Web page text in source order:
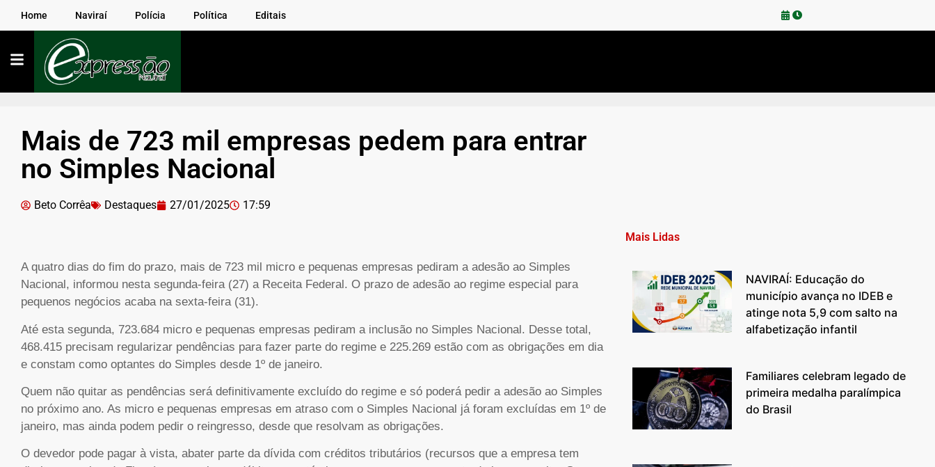
Home Naviraí Polícia Política Editais
Mais de 723 mil empresas pedem para entrar
no Simples Nacional
Beto Corrêa Destaques 27/01/2025 17:59
A quatro dias do fim do prazo, mais de 723 mil micro e pequenas empresas pediram a adesão ao Simples
Nacional, informou nesta segunda-feira (27) a Receita Federal. O prazo de adesão ao regime especial para
pequenos negócios acaba na sexta-feira (31).
Até esta segunda, 723.684 micro e pequenas empresas pediram a inclusão no Simples Nacional. Desse total,
468.415 precisam regularizar pendências para fazer parte do regime e 225.269 estão com as obrigações em dia
e constam como optantes do Simples desde 1º de janeiro.
Quem não quitar as pendências será definitivamente excluído do regime e só poderá pedir a adesão ao Simples
no próximo ano. As micro e pequenas empresas em atraso com o Simples Nacional já foram excluídas em 1º de
janeiro, mas ainda podem pedir o reingresso, desde que resolvam as obrigações.
O devedor pode pagar à vista, abater parte da dívida com créditos tributários (recursos que a empresa tem
Mais Lidas
NAVIRAÍ: Educação do
município avança no IDEB e
atinge nota 5,9 com salto na
alfabetização infantil
Familiares celebram legado de
primeira medalha paralímpica
do Brasil